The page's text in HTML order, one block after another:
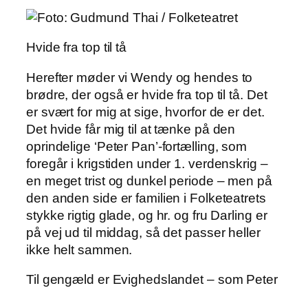
Hvide fra top til tå
Herefter møder vi Wendy og hendes to
brødre, der også er hvide fra top til tå. Det
er svært for mig at sige, hvorfor de er det.
Det hvide får mig til at tænke på den
oprindelige ‘Peter Pan’-fortælling, som
foregår i krigstiden under 1. verdenskrig –
en meget trist og dunkel periode – men på
den anden side er familien i Folketeatrets
stykke rigtig glade, og hr. og fru Darling er
på vej ud til middag, så det passer heller
ikke helt sammen.
Til gengæld er Evighedslandet – som Peter